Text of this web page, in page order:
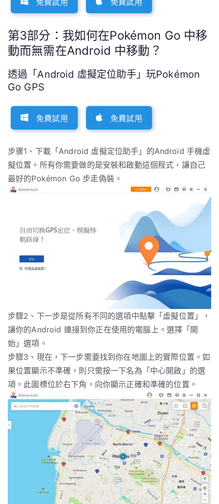
第3部分：我如何在Pokémon Go 中移
動而無需在Android 中移動？
透過「Android 虛擬定位助手」玩Pokémon
Go GPS
免費試用 免費試用
步骤1、下載「Android 虛擬定位助手」的Android 手機虛
擬位置。所有你需要做的是安裝和啟動這個程式，讓自己
最好的Pokémon Go 步走偽裝。
步驟2、下一步是從所有不同的選項中點擊「虛擬位置」，
讓你的Android 連接到你正在使用的電腦上。選擇「開
始」選項。
步驟3、現在，下一步需要找到你在地圖上的實際位置。如
果位置顯示不準確，則只需按一下名為「中心開啟」的選
項。此圖標位於右下角，向你顯示正確和準確的位置。